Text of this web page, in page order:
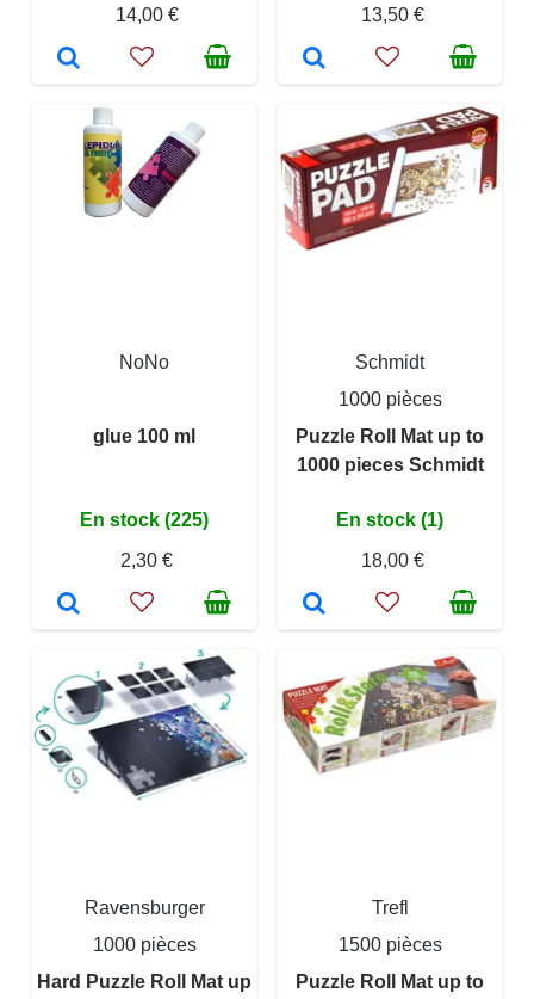
14,00 €
13,50 €
NoNo
glue 100 ml
En stock (225)
2,30 €
Schmidt
1000 pièces
Puzzle Roll Mat up to
1000 pieces Schmidt
En stock (1)
18,00 €
Ravensburger
1000 pièces
Hard Puzzle Roll Mat up
Trefl
1500 pièces
Puzzle Roll Mat up to